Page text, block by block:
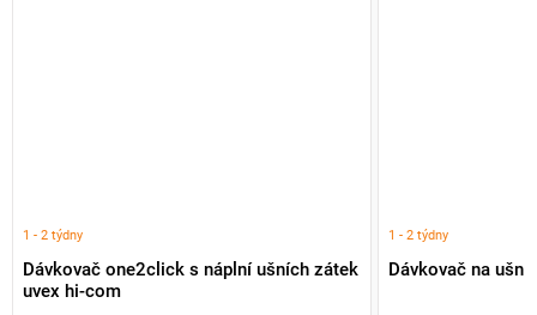
Dávkovač one2click s náplní ušních zátek
uvex hi-com
1 - 2 týdny
Dávkovač na
1 - 2 týdny